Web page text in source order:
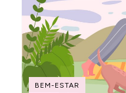
BEM-ESTAR